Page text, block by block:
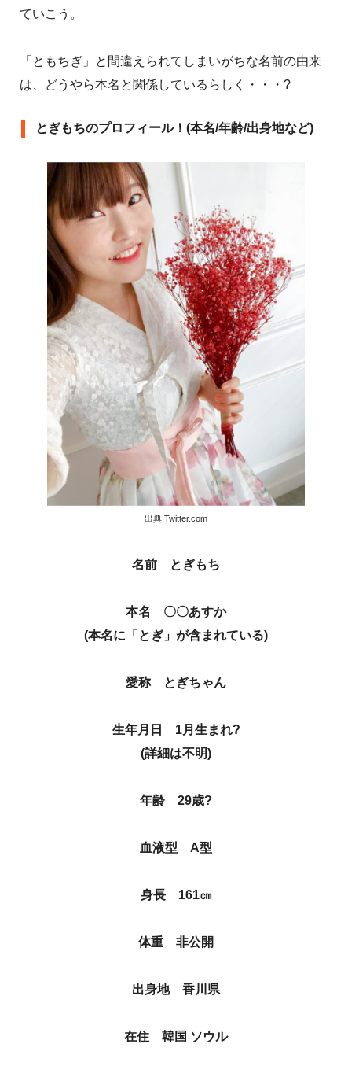
ていこう。
「ともちぎ」と間違えられてしまいがちな名前の由来
は、どうやら本名と関係しているらしく・・・?
とぎもちのプロフィール！(本名/年齢/出身地など)
出典:Twitter.com
名前 とぎもち
本名 〇〇あすか
(本名に「とぎ」が含まれている)
愛称 とぎちゃん
生年月日 1月生まれ?
(詳細は不明)
年齢 29歳?
血液型 A型
身長 161㎝
体重 非公開
出身地 香川県
在住 韓国 ソウル